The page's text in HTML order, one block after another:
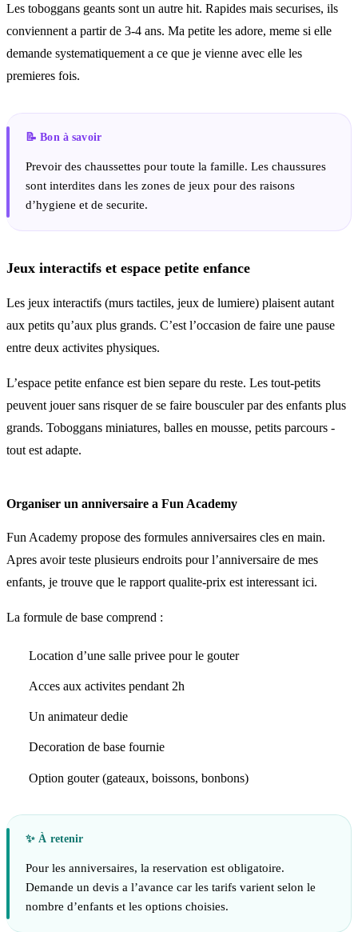
Les toboggans geants sont un autre hit. Rapides mais securises, ils
conviennent a partir de 3-4 ans. Ma petite les adore, meme si elle
demande systematiquement a ce que je vienne avec elle les
premieres fois.
Prevoir des chaussettes pour toute la famille. Les chaussures
sont interdites dans les zones de jeux pour des raisons
d’hygiene et de securite.
Jeux interactifs et espace petite enfance
Les jeux interactifs (murs tactiles, jeux de lumiere) plaisent autant
aux petits qu’aux plus grands. C’est l’occasion de faire une pause
entre deux activites physiques.
L’espace petite enfance est bien separe du reste. Les tout-petits
peuvent jouer sans risquer de se faire bousculer par des enfants plus
grands. Toboggans miniatures, balles en mousse, petits parcours -
tout est adapte.
Organiser un anniversaire a Fun Academy
Fun Academy propose des formules anniversaires cles en main.
Apres avoir teste plusieurs endroits pour l’anniversaire de mes
enfants, je trouve que le rapport qualite-prix est interessant ici.
La formule de base comprend :
Location d’une salle privee pour le gouter
Acces aux activites pendant 2h
Un animateur dedie
Decoration de base fournie
Option gouter (gateaux, boissons, bonbons)
Pour les anniversaires, la reservation est obligatoire.
Demande un devis a l’avance car les tarifs varient selon le
nombre d’enfants et les options choisies.